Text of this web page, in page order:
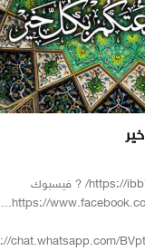
الموقع الإلكتروني : https://ibb7.org/ ?️ فيسبوك
https://www.facebook.com/%D8%A5%D8%A8...
chat.whatsapp.com/